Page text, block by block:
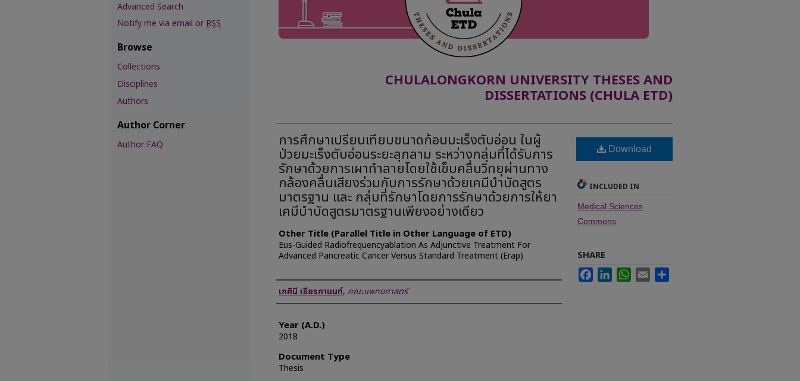
CHULALONGKORN UNIVERSITY THESES AND
DISSERTATIONS (CHULA ETD)
การศึกษาเปรียบเทียบขนาดก้อนมะเร็งตับอ่อน ในผู้
ป่วยมะเร็งตับอ่อนระยะลุกลาม ระหว่างกลุ่มที่ได้รับการ
รักษาด้วยการเผาทำลายโดยใช้เข็มคลื่นวิทยุผ่านทาง
กล้องคลื่นเสียงร่วมกับการรักษาด้วยเคมีบำบัดสูตร
มาตรฐาน และ กลุ่มที่รักษาโดยการรักษาด้วยการให้ยา
เคมีบำบัดสูตรมาตรฐานเพียงอย่างเดียว
Other Title (Parallel Title in Other Language of ETD)
Eus-Guided Radiofrequencyablation As Adjunctive Treatment For
Advanced Pancreatic Cancer Versus Standard Treatment (Erap)
Author
เกศินี เธียรกานนท์, คณะแพทยศาสตร์
Year (A.D.)
2018
Document Type
Thesis
Download
INCLUDED IN
Medical Sciences
Commons
SHARE
FacebookLinkedInWhatsApp
Email
Advanced Search
Notify me via email orRSS
Browse
Collections
Disciplines
Authors
Author Corner
Author FAQ